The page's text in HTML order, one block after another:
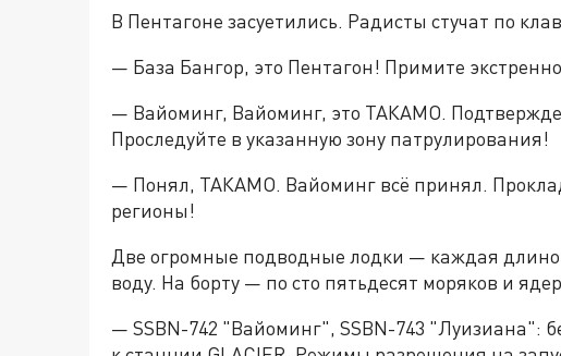
В Пентагоне засуетились. Радисты стучат по
— База Бангор, это Пентагон! Примите
— Вайоминг, Вайоминг, это ТАКАМО.
Проследуйте в указанную зону патрулирования!
— Понял, ТАКАМО. Вайоминг всё принял.
регионы!
Две огромные подводные лодки — каждая
воду. На борту — по сто пятьдесят моряков и
— SSBN-742 "Вайоминг", SSBN-743 "Луизиана":